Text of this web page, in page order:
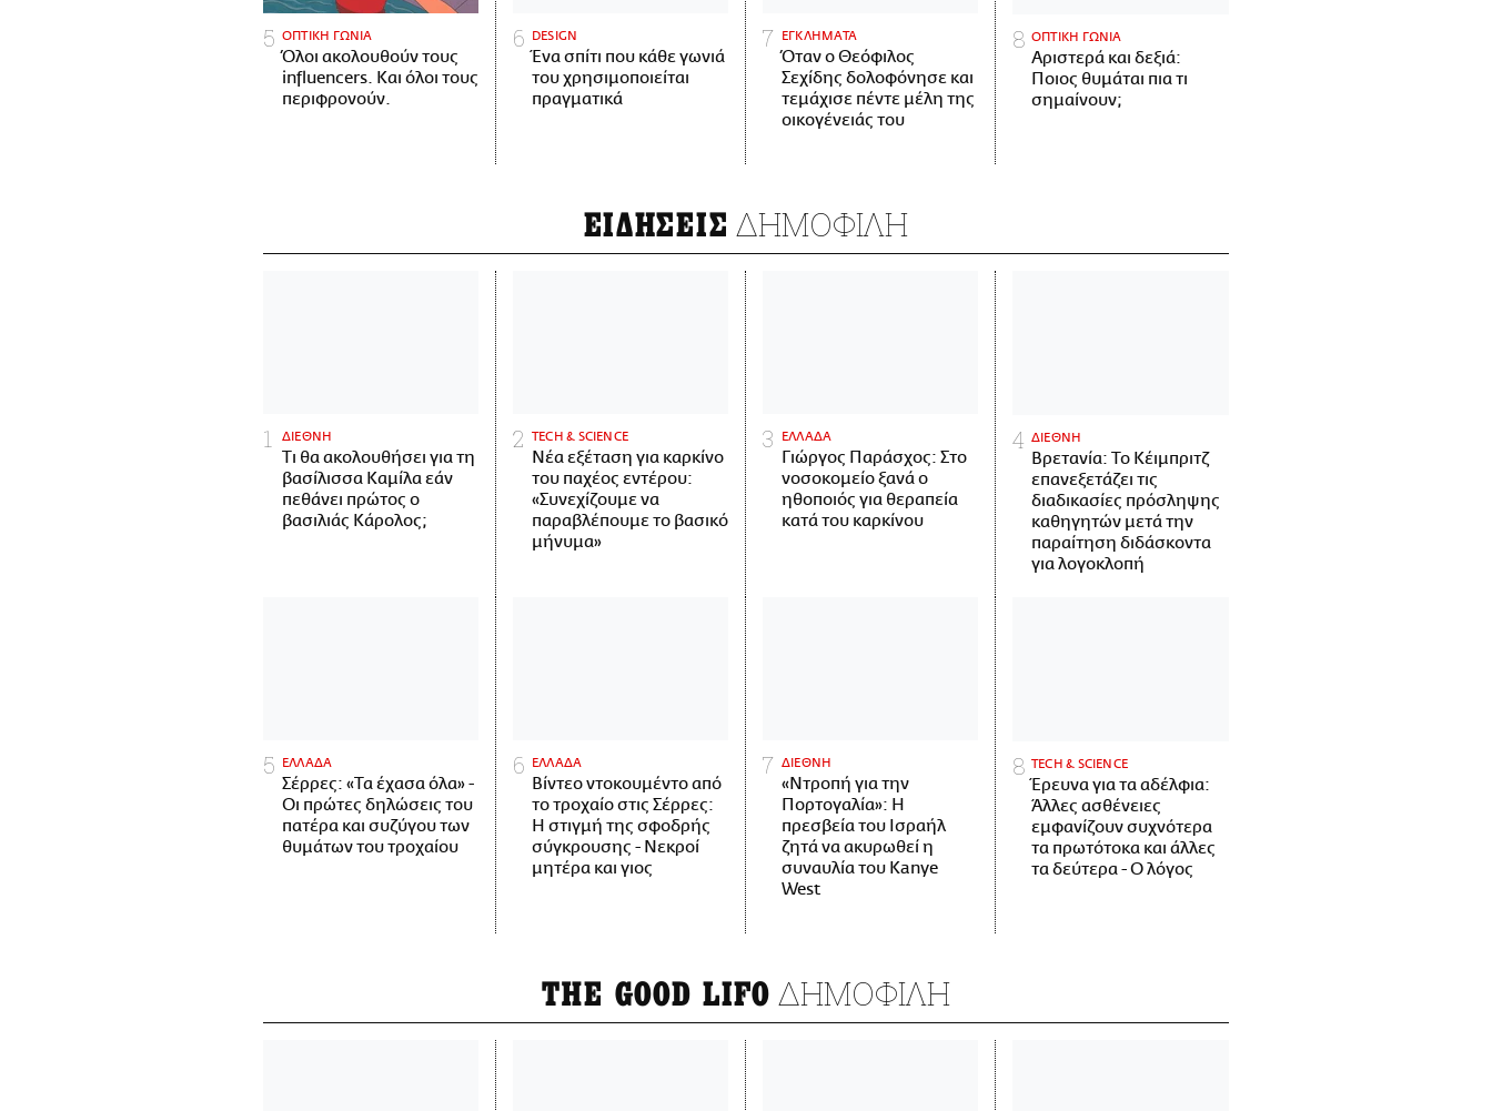
ΟΠΤΙΚΗ ΓΩΝΙΑ
Όλοι ακολουθούν τους
influencers. Και όλοι τους
περιφρονούν.
DESIGN
Ένα σπίτι που κάθε γωνιά
του χρησιμοποιείται
πραγματικά
ΕΓΚΛΗΜΑΤΑ
Όταν ο Θεόφιλος
Σεχίδης δολοφόνησε και
τεμάχισε πέντε μέλη της
οικογένειάς του
ΟΠΤΙΚΗ ΓΩΝΙΑ
Αριστερά και δεξιά:
Ποιος θυμάται πια τι
σημαίνουν;
ΕΙΔΗΣΕΙΣ ΔΗΜΟΦΙΛΗ
ΔΙΕΘΝΗ
Τι θα ακολουθήσει για τη
βασίλισσα Καμίλα εάν
πεθάνει πρώτος ο
βασιλιάς Κάρολος;
ΤECH & SCIENCE
Νέα εξέταση για καρκίνο
του παχέος εντέρου:
«Συνεχίζουμε να
παραβλέπουμε το βασικό
μήνυμα»
ΕΛΛΑΔΑ
Γιώργος Παράσχος: Στο
νοσοκομείο ξανά ο
ηθοποιός για θεραπεία
κατά του καρκίνου
ΔΙΕΘΝΗ
Βρετανία: Το Κέιμπριτζ
επανεξετάζει τις
διαδικασίες πρόσληψης
καθηγητών μετά την
παραίτηση διδάσκοντα
για λογοκλοπή
ΕΛΛΑΔΑ
Σέρρες: «Τα έχασα όλα» -
Οι πρώτες δηλώσεις του
πατέρα και συζύγου των
θυμάτων του τροχαίου
ΕΛΛΑΔΑ
Βίντεο ντοκουμέντο από
το τροχαίο στις Σέρρες:
Η στιγμή της σφοδρής
σύγκρουσης - Νεκροί
μητέρα και γιος
ΔΙΕΘΝΗ
«Ντροπή για την
Πορτογαλία»: Η
πρεσβεία του Ισραήλ
ζητά να ακυρωθεί η
συναυλία του Kanye
West
ΤECH & SCIENCE
Έρευνα για τα αδέλφια:
Άλλες ασθένειες
εμφανίζουν συχνότερα
τα πρωτότοκα και άλλες
τα δεύτερα - Ο λόγος
THE GOOD LIFO ΔΗΜΟΦΙΛΗ